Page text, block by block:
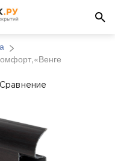
iDEAL,
Сравнение